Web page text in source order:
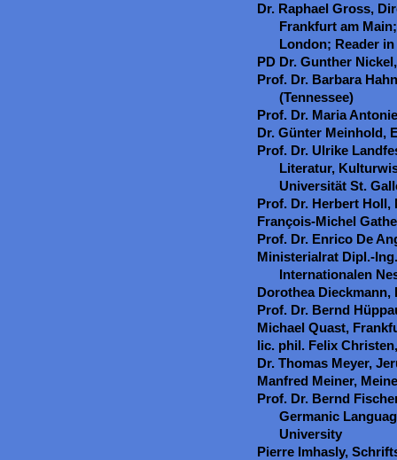
Dr. Raphael Gross,
Frankfurt am
London; Reader
PD Dr. Gunther
Prof. Dr. Barbara
(Tennessee)
Prof. Dr. Maria
Dr. Günter Meinhold,
Prof. Dr. Ulrike
Literatur,
Universität St.
Prof. Dr. Herbert Holl,
François-Michel
Prof. Dr. Enrico De
Ministerialrat Dipl.-
Internationalen
Dorothea Dieckmann,
Prof. Dr. Bernd
Michael Quast,
lic. phil. Felix
Dr. Thomas Meyer,
Manfred Meiner,
Prof. Dr. Bernd
Germanic
University
Pierre Imhasly,